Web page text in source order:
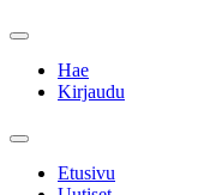
Hae
Kirjaudu
Etusivu